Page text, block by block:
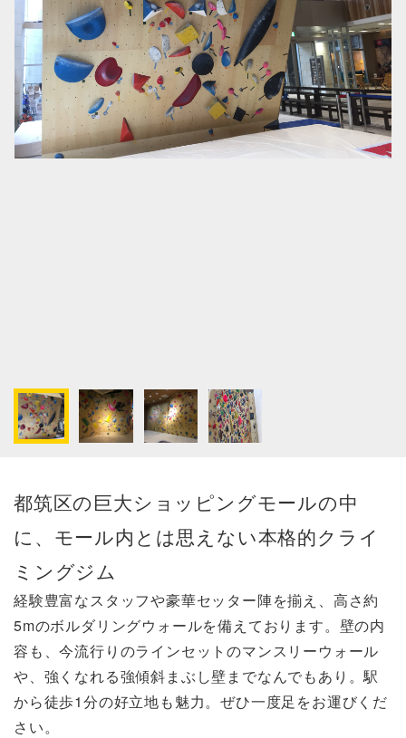
都筑区の巨大ショッピングモールの中
に、モール内とは思えない本格的クライ
ミングジム
経験豊富なスタッフや豪華セッター陣を揃え、高さ約
5mのボルダリングウォールを備えております。壁の内
容も、今流行りのラインセットのマンスリーウォール
や、強くなれる強傾斜まぶし壁までなんでもあり。駅
から徒歩1分の好立地も魅力。ぜひ一度足をお運びくだ
さい。